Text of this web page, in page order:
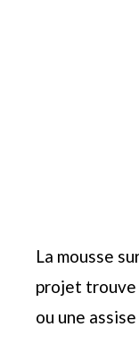
La mousse
projet trouve
ou une